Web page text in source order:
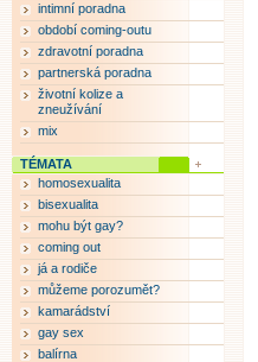
intimní poradna
období coming-outu
zdravotní poradna
partnerská poradna
životní kolize a
zneužívání
mix
TÉMATA
homosexualita
bisexualita
mohu být gay?
coming out
já a rodiče
můžeme porozumět?
kamarádství
gay sex
balírna